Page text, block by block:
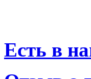
Есть в